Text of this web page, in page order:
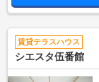
賃貸テラスハウス
シエスタ伍番館